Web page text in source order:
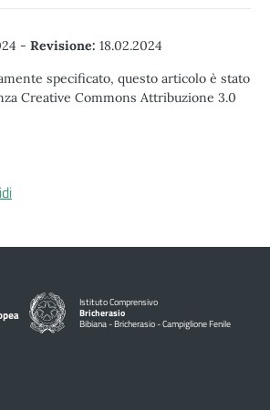
- Revisione: 18.02.2024
specificato, questo articolo è stato
Creative Commons Attribuzione 3.0
Istituto Comprensivo
Bricherasio
Bibiana - Bricherasio - Campiglione Fenile